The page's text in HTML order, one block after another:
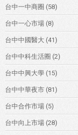
台中一中商圈 (58)
台中一心市場 (8)
台中中國醫大 (41)
台中中科生活圈 (2)
台中中興大學 (15)
台中中華夜市 (81)
台中合作市場 (5)
台中向上市場 (28)